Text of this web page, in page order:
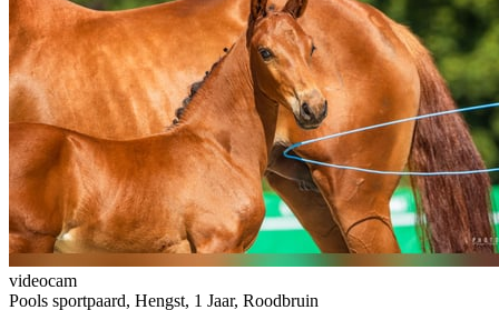
videocam
Pools sportpaard, Hengst, 1 Jaar, Roodbruin